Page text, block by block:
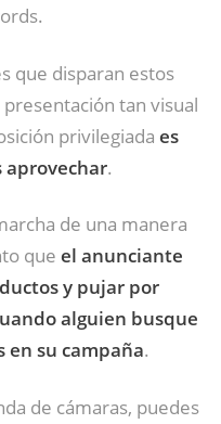
que disparan estos
tan visual
privilegiada es
aprovechar.
de una manera
que el anunciante
y pujar por
alguien busque
en su campaña.
de cámaras, puedes